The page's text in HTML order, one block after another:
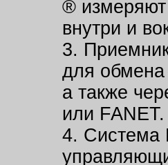
®
внутри и
3.
для
а также
или FANET.
4. Система